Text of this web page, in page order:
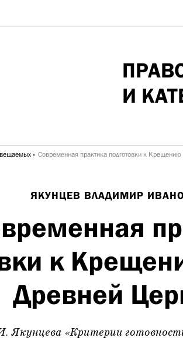
И
Современная практика подготовки к
ЯКУНЦЕВ ВЛАДИМИР
к
Древней
Якунцева «Критерии